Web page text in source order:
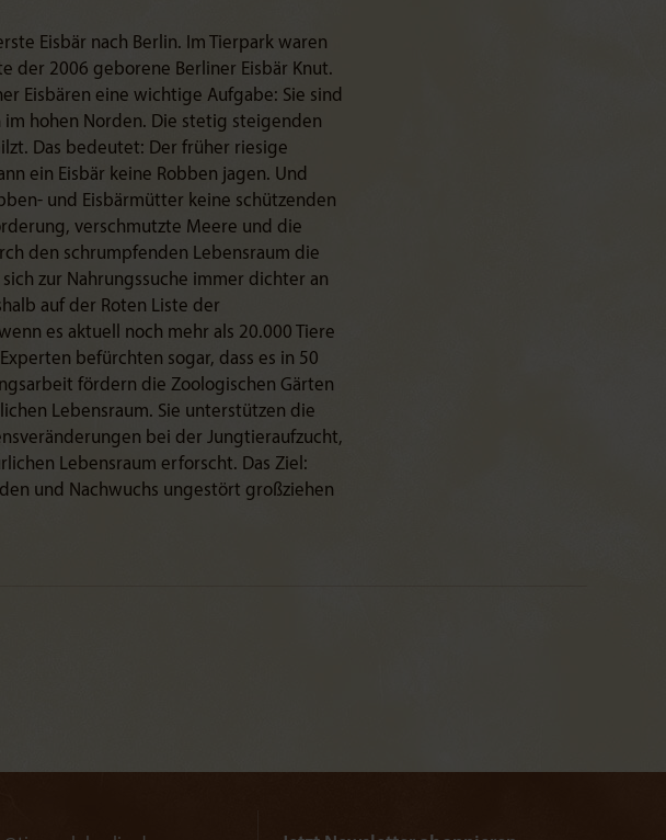
Eisbär nach Berlin. Im Tierpark waren
der 2006 geborene Berliner Eisbär Knut.
Eisbären eine wichtige Aufgabe: Sie sind
hohen Norden. Die stetig steigenden
Das bedeutet: Der früher riesige
ein Eisbär keine Robben jagen. Und
und Eisbärmütter keine schützenden
verschmutzte Meere und die
den schrumpfenden Lebensraum die
zur Nahrungssuche immer dichter an
auf der Roten Liste der
es aktuell noch mehr als 20.000 Tiere
befürchten sogar, dass es in 50
fördern die Zoologischen Gärten
Lebensraum. Sie unterstützen die
bei der Jungtieraufzucht,
Lebensraum erforscht. Das Ziel:
und Nachwuchs ungestört großziehen